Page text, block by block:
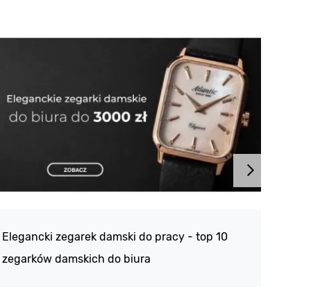
Elegancki zegarek damski do pracy - top 10
zegarków damskich do biura